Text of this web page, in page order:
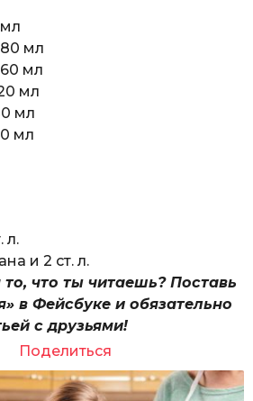
мл
мл
мл
мл
мл
л.
и 2 ст. л.
то, что ты читаешь? Поставь
в Фейсбуке и обязательно
с друзьями!
Поделиться